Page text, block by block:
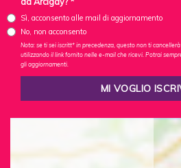
Sì, acconsento alle mail di aggiornamento
No, non acconsento
Nota: se ti sei iscritt* in precedenza, questo non ti
utilizzando il link fornito nelle e-mail che ricevi. Potrai
gli aggiornamenti.